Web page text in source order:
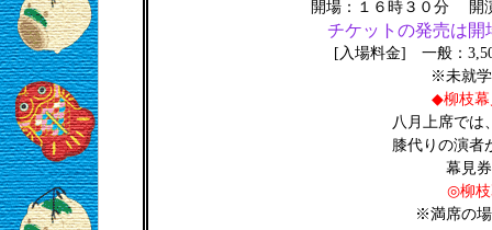
開場：１６時３０分 開
チケットの発売は開
[入場料金] 一般：
※未就
◆柳枝
八月上席では
膝代りの演者
幕見
◎柳枝
※満席の